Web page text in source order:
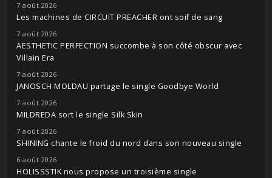
7 août 2026
Les machines de CIRCUIT PREACHER ont soif de sang
7 août 2026
AESTHETIC PERFECTION succombe à son côté obscur avec
Villain Era
7 août 2026
JANOSCH MOLDAU partage le single Goodbye World
7 août 2026
MILDREDA sort le single Silk Skin
7 août 2026
SHINING chante le froid du nord dans son nouveau single
6 août 2026
HOLISSSTIK nous propose un troisième single